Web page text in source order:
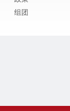
组团